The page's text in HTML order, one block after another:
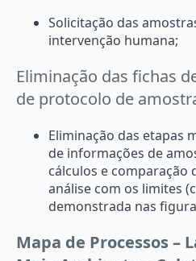
Solicitação das
intervenção humana;
Eliminação das fichas
de protocolo de
Eliminação das etapas
de informações de
cálculos e comparação
análise com os limites
demonstrada nas
Mapa de Processos –